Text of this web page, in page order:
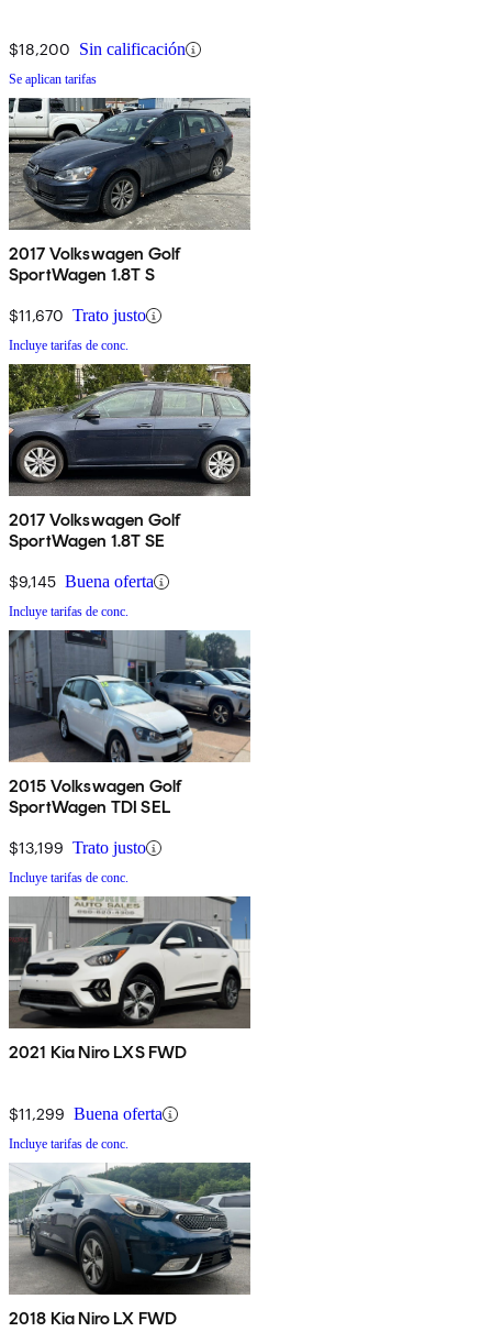
$18,200 Sin calificación
Se aplican tarifas
2017 Volkswagen Golf
SportWagen 1.8T S
$11,670 Trato justo
Incluye tarifas de conc.
2017 Volkswagen Golf
SportWagen 1.8T SE
$9,145 Buena oferta
Incluye tarifas de conc.
2015 Volkswagen Golf
SportWagen TDI SEL
$13,199 Trato justo
Incluye tarifas de conc.
2021 Kia Niro LXS FWD
$11,299 Buena oferta
Incluye tarifas de conc.
2018 Kia Niro LX FWD